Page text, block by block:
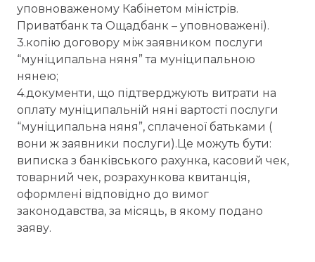
уповноваженому Кабінетом міністрів.
Приватбанк та Ощадбанк – уповноважені).
3.копію договору між заявником послуги
“муніципальна няня” та муніципальною
нянею;
4.документи, що підтверджують витрати на
оплату муніципальній няні вартості послуги
“муніципальна няня”, сплаченої батьками (
вони ж заявники послуги).Це можуть бути:
виписка з банківського рахунка, касовий чек,
товарний чек, розрахункова квитанція,
оформлені відповідно до вимог
законодавства, за місяць, в якому подано
заяву.